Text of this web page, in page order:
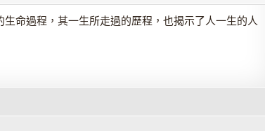
命過程，其一生所走過的歷程，也揭示了人一生的人